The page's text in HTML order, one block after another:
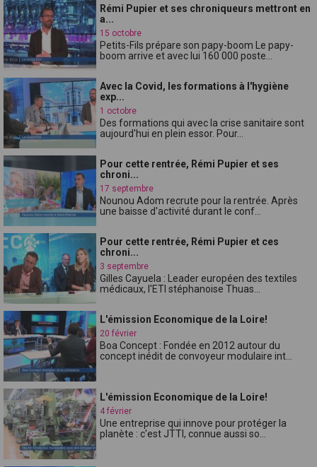
Rémi Pupier et ses chroniqueurs mettront en
a...
15 octobre
Petits-Fils prépare son papy-boom Le papy-
boom arrive et avec lui 160 000 poste...
Avec la Covid, les formations à l'hygiène
exp...
1 octobre
Des formations qui avec la crise sanitaire sont
aujourd'hui en plein essor. Pour...
Pour cette rentrée, Rémi Pupier et ses
chroni...
17 septembre
Nounou Adom recrute pour la rentrée. Après
une baisse d'activité durant le conf...
Pour cette rentrée, Rémi Pupier et ces
chroni...
3 septembre
Gilles Cayuela : Leader européen des textiles
médicaux, l'ETI stéphanoise Thuas...
L'émission Economique de la Loire!
20 février
Boa Concept : Fondée en 2012 autour du
concept inédit de convoyeur modulaire int...
L'émission Economique de la Loire!
4 février
Une entreprise qui innove pour protéger la
planète : c'est JTTI, connue aussi so...